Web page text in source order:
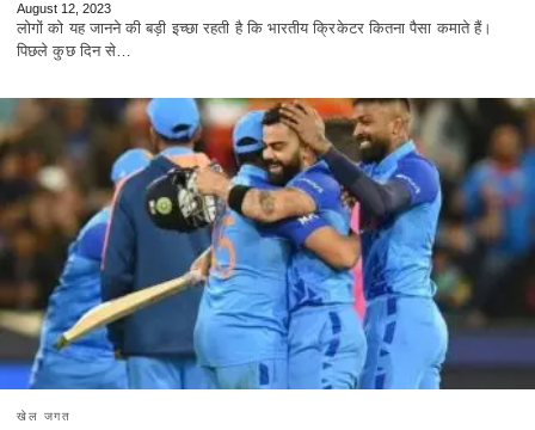
August 12, 2023
लोगों को यह जानने की बड़ी इच्छा रहती है कि भारतीय क्रिकेटर कितना पैसा कमाते हैं।
पिछले कुछ दिन से…
खेल जगत